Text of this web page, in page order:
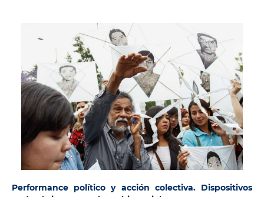
Performance político y acción colectiva. Dispositivos